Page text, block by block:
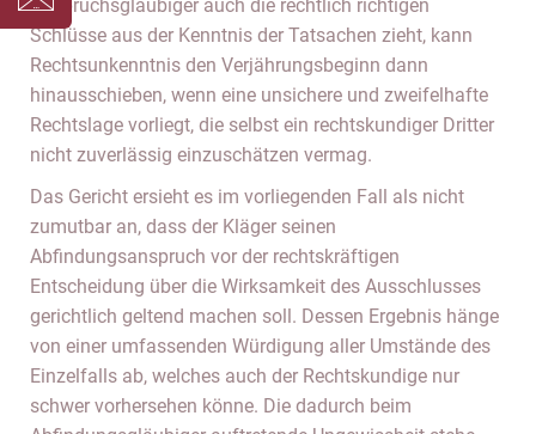
Anspruchsgläubiger auch die rechtlich richtigen
Schlüsse aus der Kenntnis der Tatsachen zieht, kann
Rechtsunkenntnis den Verjährungsbeginn dann
hinausschieben, wenn eine unsichere und zweifelhafte
Rechtslage vorliegt, die selbst ein rechtskundiger Dritter
nicht zuverlässig einzuschätzen vermag.
Das Gericht ersieht es im vorliegenden Fall als nicht
zumutbar an, dass der Kläger seinen
Abfindungsanspruch vor der rechtskräftigen
Entscheidung über die Wirksamkeit des Ausschlusses
gerichtlich geltend machen soll. Dessen Ergebnis hänge
von einer umfassenden Würdigung aller Umstände des
Einzelfalls ab, welches auch der Rechtskundige nur
schwer vorhersehen könne. Die dadurch beim